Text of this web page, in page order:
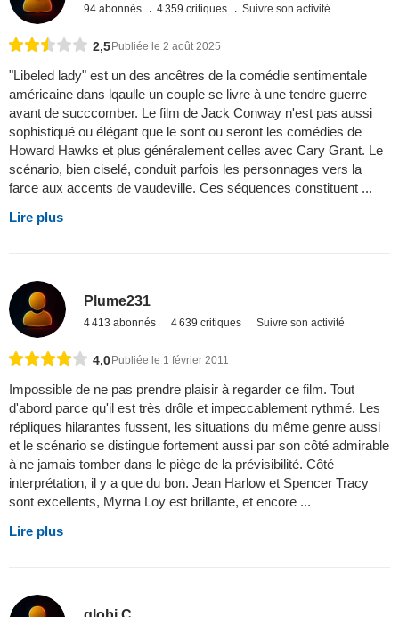
94 abonnés 4 359 critiques Suivre son activité
2,5Publiée le 2 août 2025
"Libeled lady" est un des ancêtres de la comédie sentimentale
américaine dans lqaulle un couple se livre à une tendre guerre
avant de succcomber. Le film de Jack Conway n'est pas aussi
sophistiqué ou élégant que le sont ou seront les comédies de
Howard Hawks et plus généralement celles avec Cary Grant. Le
scénario, bien ciselé, conduit parfois les personnages vers la
farce aux accents de vaudeville. Ces séquences constituent ...
Lire plus
Plume231
4 413 abonnés 4 639 critiques Suivre son activité
4,0Publiée le 1 février 2011
Impossible de ne pas prendre plaisir à regarder ce film. Tout
d'abord parce qu'il est très drôle et impeccablement rythmé. Les
répliques hilarantes fussent, les situations du même genre aussi
et le scénario se distingue fortement aussi par son côté admirable
à ne jamais tomber dans le piège de la prévisibilité. Côté
interprétation, il y a que du bon. Jean Harlow et Spencer Tracy
sont excellents, Myrna Loy est brillante, et encore ...
Lire plus